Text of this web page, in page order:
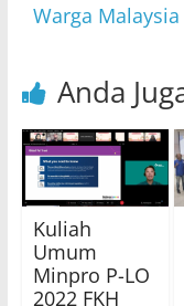
Warga
Anda
Kuliah
Umum
Minpro P-LO
2022 FKH